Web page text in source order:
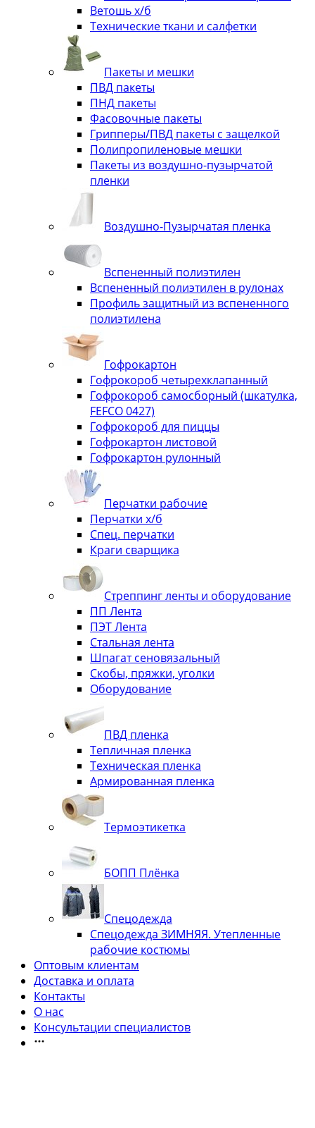
Ветошь х/б
Технические ткани и салфетки
Пакеты и мешки
ПВД пакеты
ПНД пакеты
Фасовочные пакеты
Грипперы/ПВД пакеты с защелкой
Полипропиленовые мешки
Пакеты из воздушно-пузырчатой
пленки
Воздушно-Пузырчатая пленка
Вспененный полиэтилен
Вспененный полиэтилен в рулонах
Профиль защитный из вспененного
полиэтилена
Гофрокартон
Гофрокороб четырехклапанный
Гофрокороб самосборный (шкатулка,
FEFCO 0427)
Гофрокороб для пиццы
Гофрокартон листовой
Гофрокартон рулонный
Перчатки рабочие
Перчатки х/б
Спец. перчатки
Краги сварщика
Стреппинг ленты и оборудование
ПП Лента
ПЭТ Лента
Стальная лента
Шпагат сеновязальный
Скобы, пряжки, уголки
Оборудование
ПВД пленка
Тепличная пленка
Техническая пленка
Армированная пленка
Термоэтикетка
БОПП Плёнка
Спецодежда
Спецодежда ЗИМНЯЯ. Утепленные
рабочие костюмы
Оптовым клиентам
Доставка и оплата
Контакты
О нас
Консультации специалистов